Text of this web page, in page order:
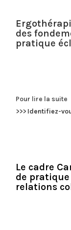
des
pratique
Pour lire la suite
>>> Identifiez-
Le cadre
de
relations